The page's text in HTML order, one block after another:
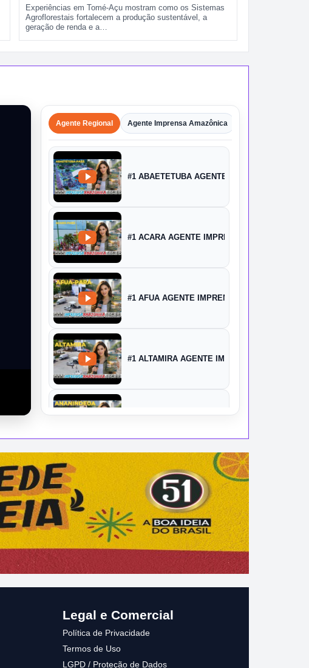
Experiências em Tomé-Açu mostram como os Sistemas
Agroflorestais fortalecem a produção sustentável, a
geração de renda e a…
Agente Regional Agente Imprensa Amazônica
#1 ABAETETUBA AGENTE IMPRENSA
#1 ACARA AGENTE IMPRENSA
#1 AFUA AGENTE IMPRENSA
#1 ALTAMIRA AGENTE IMPRENSA
#1 ANAPU AGENTE IMPRENSA
Legal e Comercial
Política de Privacidade
Termos de Uso
LGPD / Proteção de Dados